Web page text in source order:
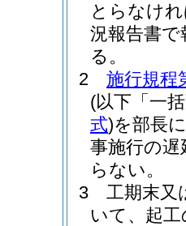
とらなけ
況報告書
る。
2
施行規程
(以下「一
式)を部長
事施行の
らない。
3
工期末又
いて、起